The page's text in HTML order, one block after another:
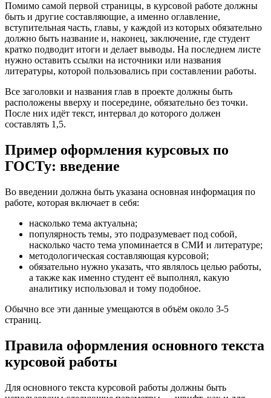
Помимо самой первой страницы, в курсовой работе должны
быть и другие составляющие, а именно оглавление,
вступительная часть, главы, у каждой из которых обязательно
должно быть название и, наконец, заключение, где студент
кратко подводит итоги и делает выводы. На последнем листе
нужно оставить ссылки на источники или названия
литературы, которой пользовались при составлении работы.
Все заголовки и названия глав в проекте должны быть
расположены вверху и посередине, обязательно без точки.
После них идёт текст, интервал до которого должен
составлять 1,5.
Пример оформления курсовых по
ГОСТу: введение
Во введении должна быть указана основная информация по
работе, которая включает в себя:
насколько тема актуальна;
популярность темы, это подразумевает под собой,
насколько часто тема упоминается в СМИ и литературе;
методологическая составляющая курсовой;
обязательно нужно указать, что являлось целью работы,
а также как именно студент её выполнял, какую
аналитику использовал и тому подобное.
Обычно все эти данные умещаются в объём около 3-5
страниц.
Правила оформления основного текста
курсовой работы
Для основного текста курсовой работы должны быть